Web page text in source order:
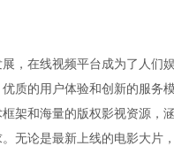
，在线视频平台成为了人们
质的用户体验和创新的服务
架和海量的版权影视资源，
无论是最新上线的电影大片